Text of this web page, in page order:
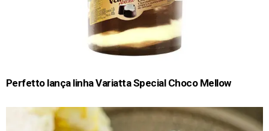
Perfetto lança linha Variatta Special Choco Mellow